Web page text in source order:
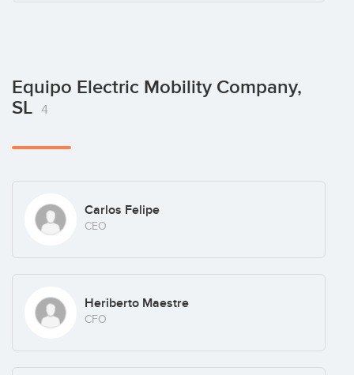
Equipo Electric Mobility Company,
SL
4
Carlos Felipe
CEO
Heriberto Maestre
CFO